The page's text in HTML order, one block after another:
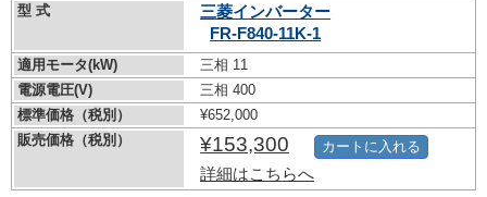
型 式
三菱インバーター
FR-F840-11K-1
適用モータ(kW)
三相 11
電源電圧(V)
三相 400
標準価格（税別）
¥652,000
販売価格（税別）
¥153,300
詳細はこちらへ
カートに入れる